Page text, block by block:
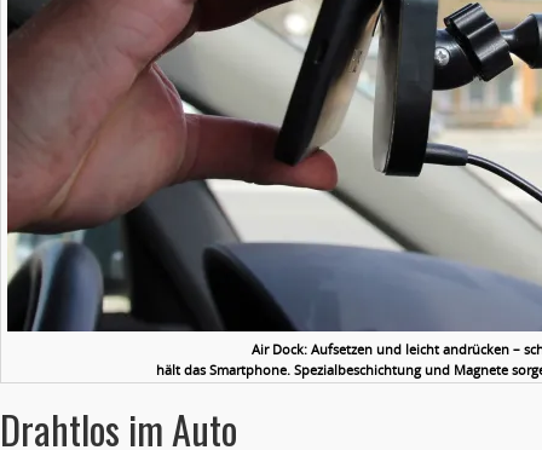
Air Dock: Aufsetzen und leicht andrücken –
hält das Smartphone. Spezialbeschichtung und Magnete
Drahtlos im Auto